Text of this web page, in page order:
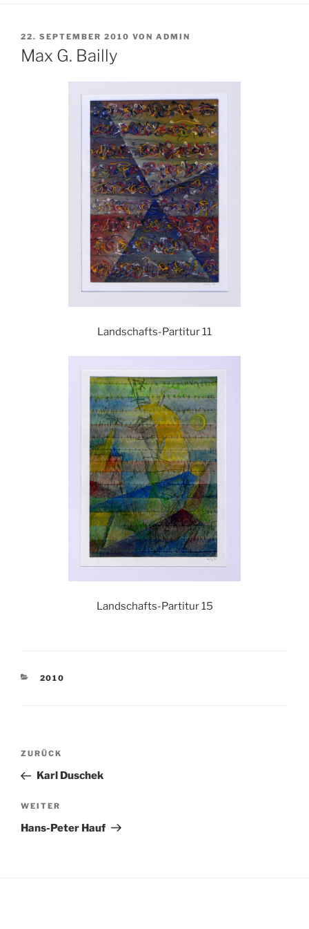
VERÖFFENTLICHT
AM
22. SEPTEMBER 2010 VON ADMIN
Max G. Bailly
Landschafts-Partitur 11
Landschafts-Partitur 15
KATEGORIEN
2010
Beitragsnavigation
Vorheriger
Beitrag
ZURÜCK
Karl Duschek
Nächster
Beitrag
WEITER
Hans-Peter Hauf